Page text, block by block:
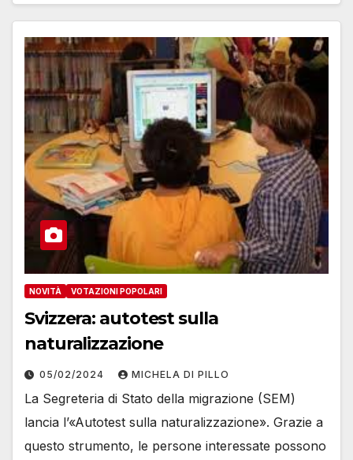
NOVITÀ VOTAZIONI POPOLARI
Svizzera: autotest sulla
naturalizzazione
05/02/2024 MICHELA DI PILLO
La Segreteria di Stato della migrazione (SEM)
lancia l’«Autotest sulla naturalizzazione». Grazie a
questo strumento, le persone interessate possono